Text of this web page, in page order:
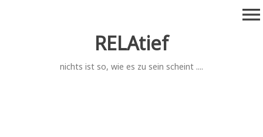
RELAtief
nichts ist so, wie es zu sein scheint ....
menu